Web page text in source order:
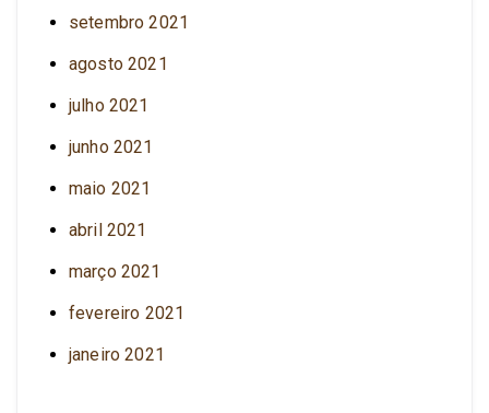
setembro 2021
agosto 2021
julho 2021
junho 2021
maio 2021
abril 2021
março 2021
fevereiro 2021
janeiro 2021